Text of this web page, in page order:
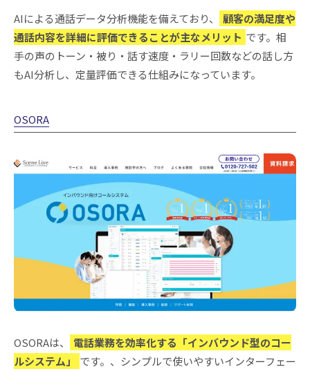
AIによる通話データ分析機能を備えており、
顧客の満足度や
通話内容を詳細に評価できることが主なメリット です。相
手の声のトーン・被り・話す速度・ラリー回数などの話し方
もAI分析し、定量評価できる仕組みになっています。
OSORA
OSORAは、
電話業務を効率化する「インバウンド型のコー
ルシステム」
です。、シンプルで使いやすいインターフェー